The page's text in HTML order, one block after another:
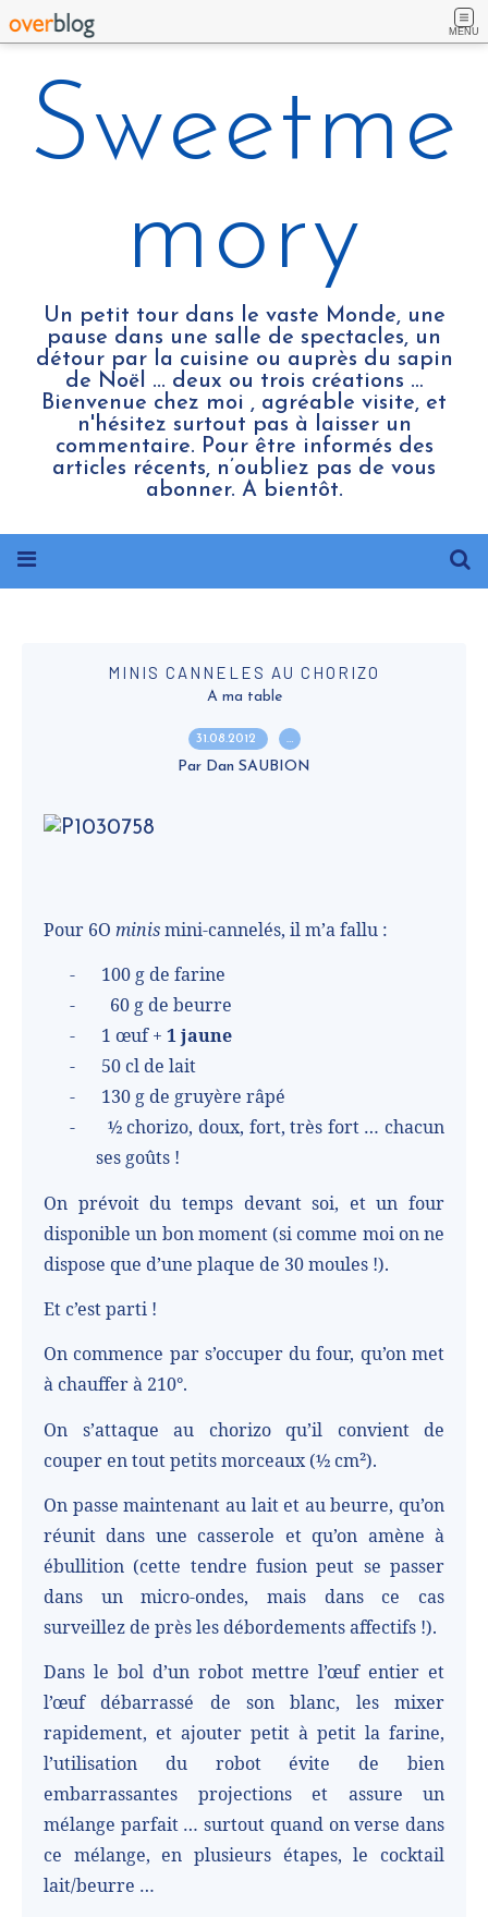
MENU
Sweetme
mory
Un petit tour dans le vaste Monde, une
pause dans une salle de spectacles, un
détour par la cuisine ou auprès du sapin
de Noël ... deux ou trois créations …
Bienvenue chez moi , agréable visite, et
n'hésitez surtout pas à laisser un
commentaire. Pour être informés des
articles récents, n’oubliez pas de vous
abonner. A bientôt.
MINIS CANNELES AU CHORIZO
A ma table
31.08.2012 …
Par Dan SAUBION
Pour 6O minismini-cannelés, il m’a fallu :
-
100 g de farine
-
60 g de beurre
-
1 œuf + 1 jaune
-
50 cl de lait
-
130 g de gruyère râpé
-
½ chorizo, doux, fort, très fort … chacun
ses goûts !
On prévoit du temps devant soi, et un four
disponible un bon moment (si comme moi on ne
dispose que d’une plaque de 30 moules !).
Et c’est parti !
On commence par s’occuper du four, qu’on met
à chauffer à 210°.
On s’attaque au chorizo qu’il convient de
couper en tout petits morceaux (½ cm²).
On passe maintenant au lait et au beurre, qu’on
réunit dans une casserole et qu’on amène à
ébullition (cette tendre fusion peut se passer
dans un micro-ondes, mais dans ce cas
surveillez de près les débordements affectifs !).
Dans le bol d’un robot mettre l’œuf entier et
l’œuf débarrassé de son blanc, les mixer
rapidement, et ajouter petit à petit la farine,
l’utilisation du robot évite de bien
embarrassantes projections et assure un
mélange parfait … surtout quand on verse dans
ce mélange, en plusieurs étapes, le cocktail
lait/beurre …